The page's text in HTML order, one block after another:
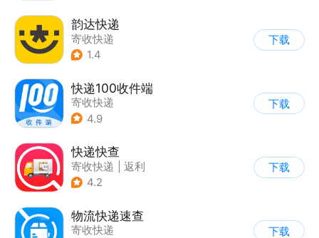
韵达快递
寄收快递
1.4
下载
快递100收件端
寄收快递
4.9
下载
快递快查
寄收快递
返利
4.2
下载
物流快递速查
寄收快递
下载